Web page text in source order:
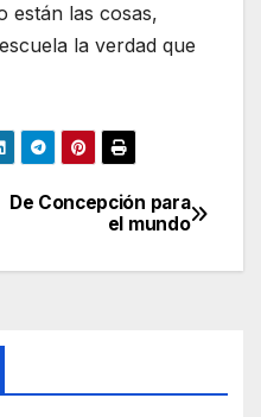
están las cosas,
la verdad que
De Concepción para
el mundo